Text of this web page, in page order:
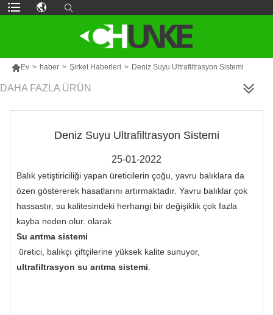
Ev > haber > Şirket Haberleri > Deniz Suyu Ultrafiltrasyon Sistemi
DAHA FAZLA ÜRÜN
Deniz Suyu Ultrafiltrasyon Sistemi
25-01-2022
Balık yetiştiriciliği yapan üreticilerin çoğu, yavru balıklara da
özen göstererek hasatlarını artırmaktadır. Yavru balıklar çok
hassastır, su kalitesindeki herhangi bir değişiklik çok fazla
kayba neden olur. olarak
Su arıtma sistemi
üretici, balıkçı çiftçilerine yüksek kalite sunuyor,
ultrafiltrasyon su arıtma sistemi